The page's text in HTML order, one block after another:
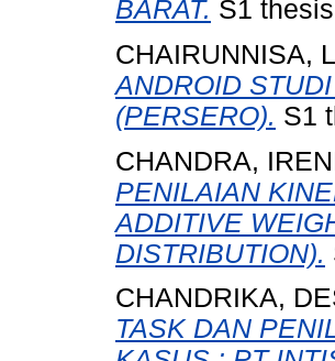
BARAT. S1
CHAIRUNNISA,
ANDROID
(PERSERO). S1
CHANDRA,
PENILAIAN
ADDITIVE
DISTRIBUTION).
CHANDRIKA,
TASK DAN